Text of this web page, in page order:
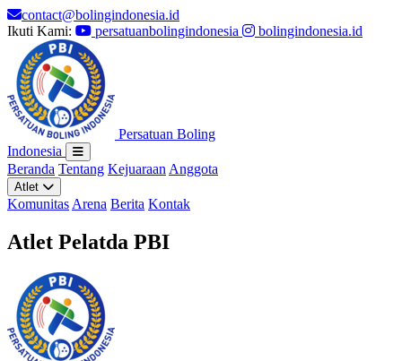
contact@bolingindonesia.id
Ikuti Kami:
persatuanbolingindonesia bolingindonesia.id
Persatuan Boling
Indonesia
Beranda Tentang Kejuaraan Anggota
Atlet
Komunitas Arena Berita Kontak
Atlet Pelatda PBI